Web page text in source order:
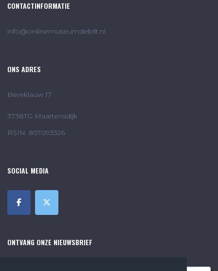
CONTACTINFORMATIE
info@onlinemuseumdebilt.nl
ONS ADRES
Bereklauw 17
3738TG Maartensdijk
RSIN: 857093526
SOCIAL MEDIA
ONTVANG ONZE NIEUWSBRIEF